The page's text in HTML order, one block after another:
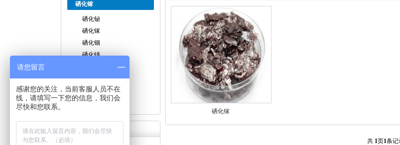
硒化镓
硒化铋
硒化镓
硒化铟
硒化锑
三硒化二镓
三硒化二铟
硒化锡
联系我们
硒化镓
共 1页1条记
请您留言
感谢您的关注，当前客服人员不在
线，请填写一下您的信息，我们会
尽快和您联系。